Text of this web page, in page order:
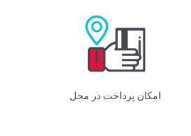
امکان پرداخت در محل